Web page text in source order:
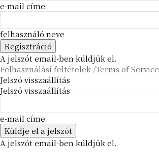
e-mail címe
felhasználó neve
A jelszót email-ben küldjük el.
Felhasználási feltételek /Terms of Service
Jelszó visszaállítás
Jelszó visszaállítás
e-mail címe
A jelszót email-ben küldjük el.